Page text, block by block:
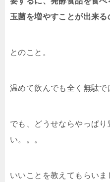
玉菌を増やすことが出来る
とのこと。
温めて飲んでも全く無駄で
でも、どうせならやっぱり
い。。。
いいことを教えてもらいま